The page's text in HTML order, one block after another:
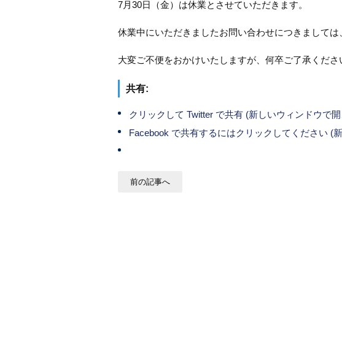
7月30日（金）は休業とさせていただきます。
休業中にいただきましたお問い合わせにつきましては
大変ご不便をおかけいたしますが、何卒ご了承くださ
共有:
クリックして Twitter で共有 (新しいウィンドウで
Facebook で共有するにはクリックしてください (
前の記事へ